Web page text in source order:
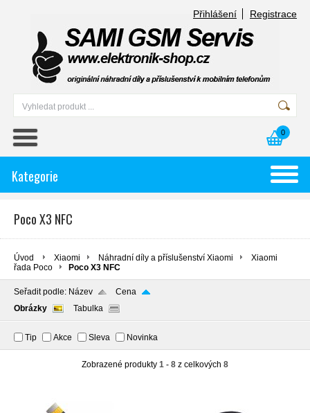
Přihlášení Registrace
0
Kategorie
Poco X3 NFC
Úvod Xiaomi Náhradní díly a příslušenství Xiaomi
Xiaomi
řada Poco
Poco X3 NFC
Seřadit podle: Název
Cena
Obrázky
Tabulka
Tip Akce Sleva Novinka
Zobrazené produkty 1 - 8 z celkových 8